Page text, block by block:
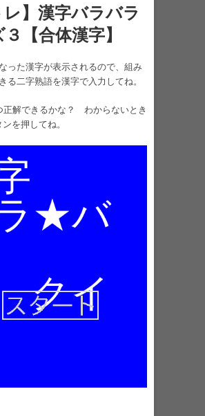
レ】漢字バラバラ
【合体漢字】
った漢字が表示されるので、組み
る二字熟語を漢字で入力してね。
正解できるかな？ わからないとき
を押してね。